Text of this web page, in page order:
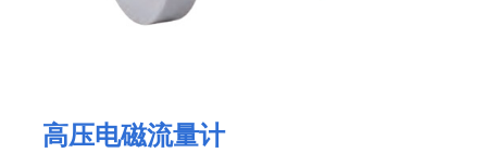
高压电磁流量计